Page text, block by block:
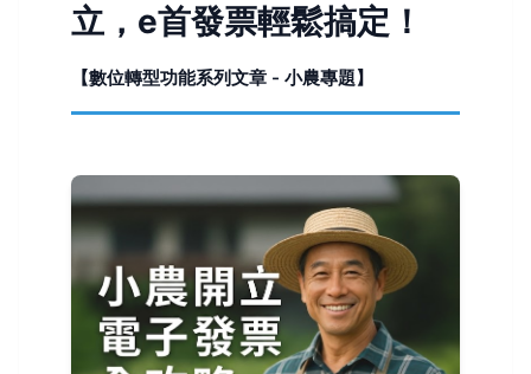
立，e首發票輕鬆搞定！
【數位轉型功能系列文章 - 小農專題】